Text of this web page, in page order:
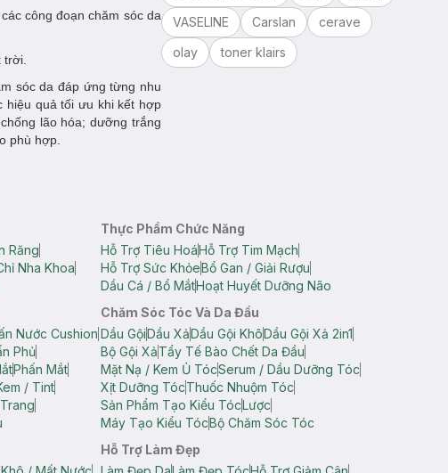
công đoạn chăm sóc da
sóc da đáp ứng từng nhu
hiệu quả tối ưu khi kết hợp
lão hóa; dưỡng trắng
phù hợp.
VASELINE
Carslan
cerave
olay
toner klairs
Răng
Nha Khoa
Thực Phẩm Chức Năng
Hỗ Trợ Tiêu HoáHỗ Trợ Tim Mạch
Hỗ Trợ Sức KhỏeBổ Gan / Giải Rượu
Dầu Cá / Bổ MắtHoạt Huyết Dưỡng Não
Nước Cushion
Phủ
Phấn Mắt
/ Tint
Chăm Sóc Tóc Và Da Đầu
Dầu GộiDầu XảDầu Gội KhôDầu Gội Xả 2in1
Bộ Gội XảTẩy Tế Bào Chết Da Đầu
Mặt Nạ / Kem Ủ TócSerum / Dầu Dưỡng Tóc
Xịt Dưỡng TócThuốc Nhuộm Tóc
Sản Phẩm Tạo Kiểu TócLược
Máy Tạo Kiểu TócBộ Chăm Sóc Tóc
Hỗ Trợ Làm Đẹp